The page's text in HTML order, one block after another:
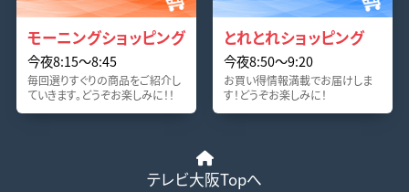
モーニングショッピング
今夜8:15〜8:45
毎回選りすぐりの商品をご紹介し
ていきます。どうぞお楽しみに！！
とれとれショッピング
今夜8:50〜9:20
お買い得情報満載でお届けしま
す！どうぞお楽しみに！
テレビ大阪Topへ